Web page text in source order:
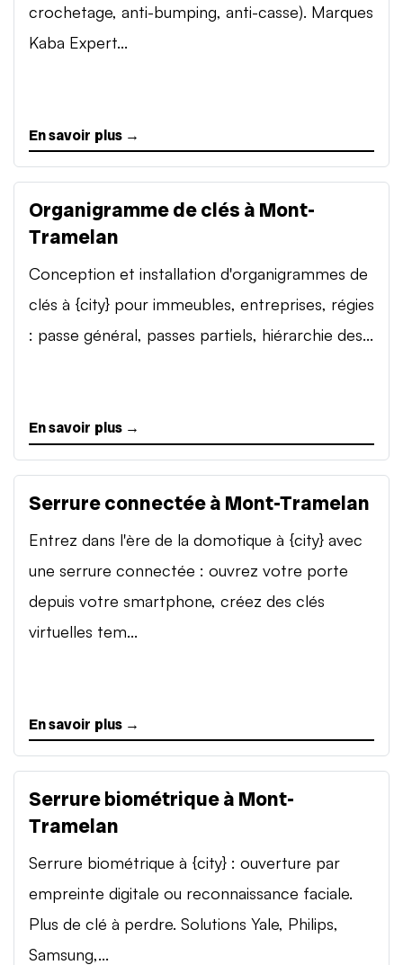
crochetage, anti-bumping, anti-casse). Marques
Kaba Expert...
En savoir plus →
Organigramme de clés à Mont-
Tramelan
Conception et installation d'organigrammes de
clés à {city} pour immeubles, entreprises, régies
: passe général, passes partiels, hiérarchie des...
En savoir plus →
Serrure connectée à Mont-Tramelan
Entrez dans l'ère de la domotique à {city} avec
une serrure connectée : ouvrez votre porte
depuis votre smartphone, créez des clés
virtuelles tem...
En savoir plus →
Serrure biométrique à Mont-
Tramelan
Serrure biométrique à {city} : ouverture par
empreinte digitale ou reconnaissance faciale.
Plus de clé à perdre. Solutions Yale, Philips,
Samsung,...